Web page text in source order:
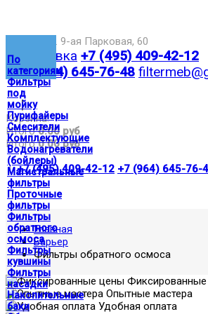
По
категориям
Фильтры
под
мойку
Пурифайеры
Смесители
Комплектующие
Водонагреватели
(бойлеры)
Магистральные
фильтры
Проточные
фильтры
Фильтры
обратного
осмоса
Фильтры
кувшины
Фильтры
насадки
Накопительные
баки
Москва,ул. 9-ая Парковая, 60
Доставка +7 (495) 409-42-12
+7 (964) 645-76-48
|
Корзина:
Итого0.00 руб
Итого0.00 руб
| +7 (495) 409-42-12 +7 (964) 645-76-
Главная
Барьер
Фильтры обратного осмоса
Опытные мастера
Удобная оплата